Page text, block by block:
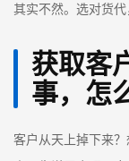
其实不然。选对货代
获取客
事，怎
客户从天上掉下来